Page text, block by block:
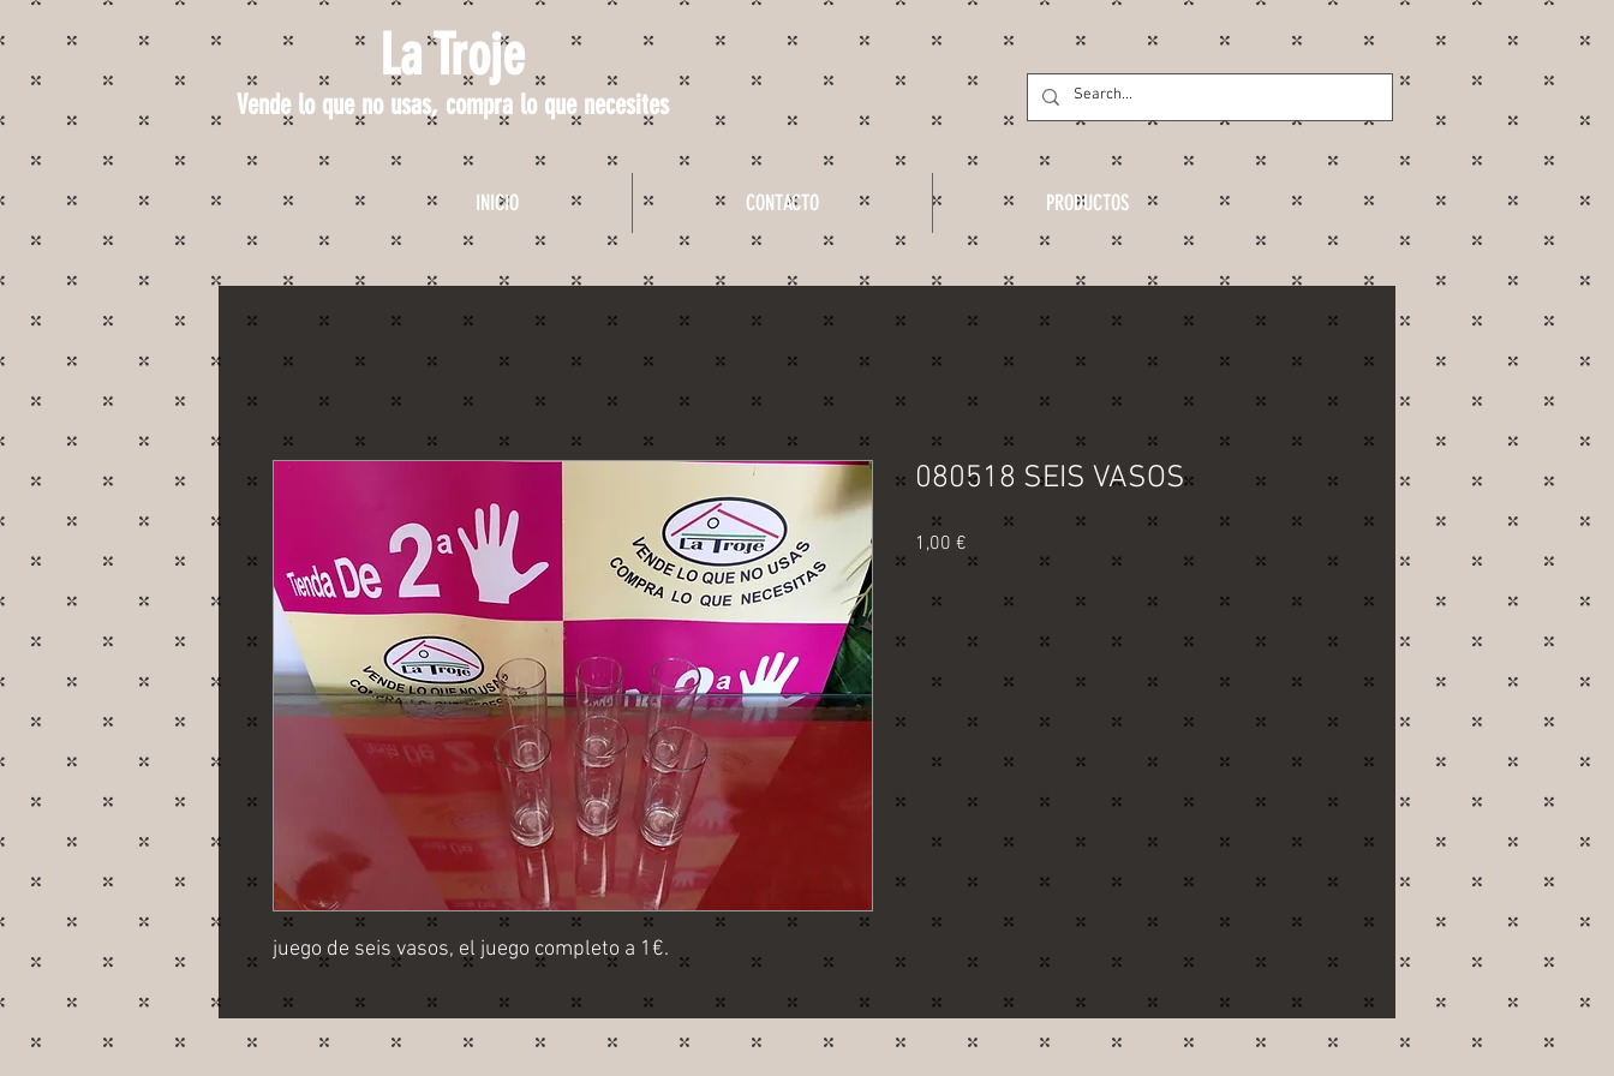
La Troje
Vende lo que no usas, compra lo que necesites
INICIO CONTACTO PRODUCTOS
juego de seis vasos, el juego completo a 1€.
080518 SEIS VASOS
1,00 €